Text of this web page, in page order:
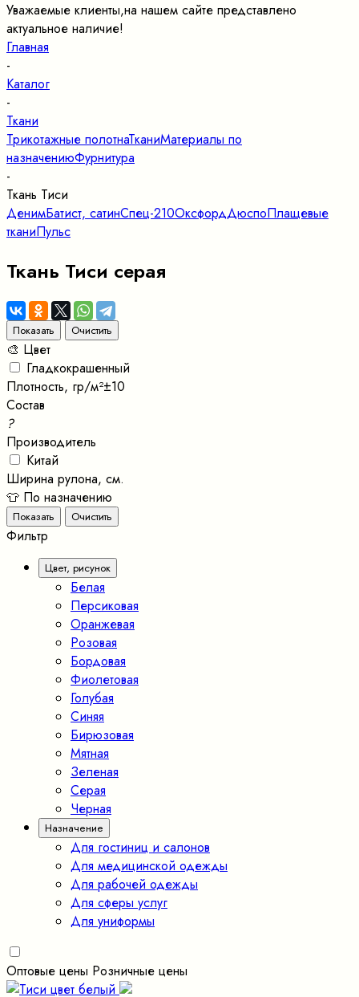
Уважаемые клиенты,на нашем сайте представлено
актуальное наличие!
Главная
-
Каталог
-
Ткани
Трикотажные полотнаТканиМатериалы по
назначениюФурнитура
-
Ткань Тиси
ДенимБатист, сатинСпец-210ОксфордДюспоПлащевые
тканиПульс
Ткань Тиси серая
🎨 Цвет
Гладкокрашенный
Плотность, гр/м²±10
Состав
?
Производитель
Китай
Ширина рулона, см.
👕 По назначению
Фильтр
Цвет, рисунок
Белая
Персиковая
Оранжевая
Розовая
Бордовая
Фиолетовая
Голубая
Синяя
Бирюзовая
Мятная
Зеленая
Серая
Черная
Назначение
Для гостиниц и салонов
Для медицинской одежды
Для рабочей одежды
Для сферы услуг
Для униформы
Оптовые цены Розничные цены